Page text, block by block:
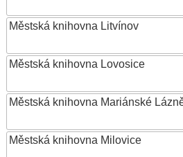
Městská knihovna Litvínov
Městská knihovna Lovosice
Městská knihovna Mariánské
Městská knihovna Milovice